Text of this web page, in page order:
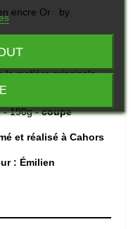
encre Or by
la matière principale
et bas de corps
- 190g -coupe
et réalisé à Cahors
: Émilien